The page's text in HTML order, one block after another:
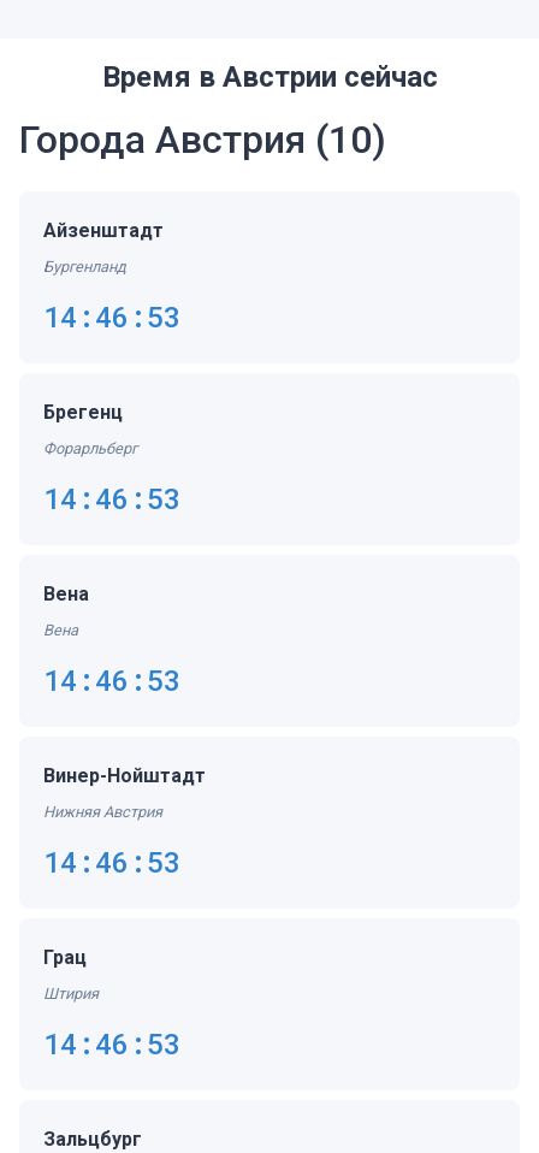
Время в Австрии сейчас
Города Австрия (10)
Айзенштадт
Бургенланд
14:46:53
Брегенц
Форарльберг
14:46:53
Вена
Вена
14:46:53
Винер-Нойштадт
Нижняя Австрия
14:46:53
Грац
Штирия
14:46:53
Зальцбург